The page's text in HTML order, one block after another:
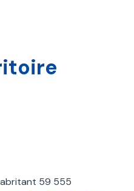
abritant 59 555